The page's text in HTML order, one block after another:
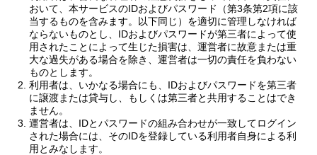
おいて、本サービスのIDおよびパスワード（第3条第2項に該
当するものを含みます。以下同じ）を適切に管理しなければ
ならないものとし、IDおよびパスワードが第三者によって使
用されたことによって生じた損害は、運営者に故意または重
大な過失がある場合を除き、運営者は一切の責任を負わない
ものとします。
利用者は、いかなる場合にも、IDおよびパスワードを第三者
に譲渡または貸与し、もしくは第三者と共用することはでき
ません。
運営者は、IDとパスワードの組み合わせが一致してログイン
された場合には、そのIDを登録している利用者自身による利
用とみなします。